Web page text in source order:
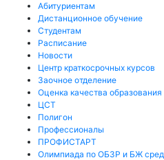
Абитуриентам
Дистанционное обучение
Студентам
Расписание
Новости
Центр краткосрочных курсов
Заочное отделение
Оценка качества образования
ЦСТ
Полигон
Профессионалы
ПРОФИСТАРТ
Олимпиада по ОБЗР и БЖ